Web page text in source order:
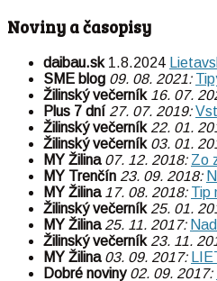
Noviny a časopisy
daibau.sk1.8.2024
SME blog 09. 08. 2021:
Žilinský večerník16. 07.
Plus 7 dní 27. 07. 2019:
Žilinský večerník22. 01.
Žilinský večerník03. 01.
MY Žilina07. 12. 2018: Zo
MY Trenčín 23. 09. 2018:
MY Žilina17. 08. 2018: Tip
Žilinský večerník25. 01.
MY Žilina25. 11. 2017:
Žilinský večerník23. 11.
MY Žilina 03. 09. 2017:
Dobré noviny 02. 09. 2017: